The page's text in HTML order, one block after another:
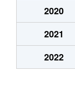
2020
2021
2022